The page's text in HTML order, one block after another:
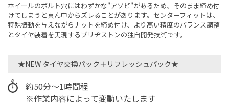
ホイールのボルト穴にはわずかな"アソビ"があるため、そのまま締め付
けてしまうと真ん中からズレることがあります。センターフィットは、
特殊振動を与えながらナットを締め付け、より高い精度のバランス調整
とタイヤ装着を実現するブリヂストンの独自開発技術です。
★NEW タイヤ交換パック＋リフレッシュパック★
約50分～1時間程
※作業内容によって変動いたします